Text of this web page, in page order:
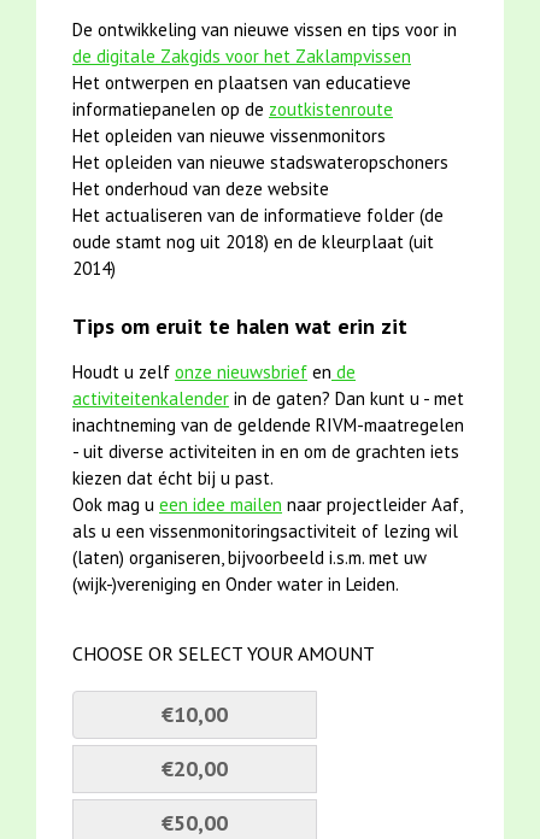
De ontwikkeling van nieuwe vissen en tips voor in
de digitale Zakgids voor het Zaklampvissen
Het ontwerpen en plaatsen van educatieve
informatiepanelen op de zoutkistenroute
Het opleiden van nieuwe vissenmonitors
Het opleiden van nieuwe stadswateropschoners
Het onderhoud van deze website
Het actualiseren van de informatieve folder (de
oude stamt nog uit 2018) en de kleurplaat (uit
2014)
Tips om eruit te halen wat erin zit
Houdt u zelf onze nieuwsbrief en de
activiteitenkalender in de gaten? Dan kunt u - met
inachtneming van de geldende RIVM-maatregelen
- uit diverse activiteiten in en om de grachten iets
kiezen dat écht bij u past.
Ook mag u een idee mailen naar projectleider Aaf,
als u een vissenmonitoringsactiviteit of lezing wil
(laten) organiseren, bijvoorbeeld i.s.m. met uw
(wijk-)vereniging en Onder water in Leiden.
CHOOSE OR SELECT YOUR AMOUNT
€10,00
€20,00
€50,00